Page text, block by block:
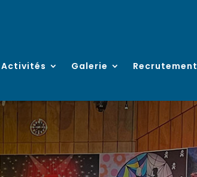
Activités Galerie Recrutement